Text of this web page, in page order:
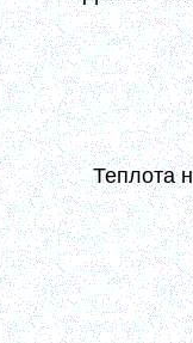
[умное], если вы
эта мысли
Господь
и хождение пред
Теплота
– дар
теплоты
Тут бывает то
ток